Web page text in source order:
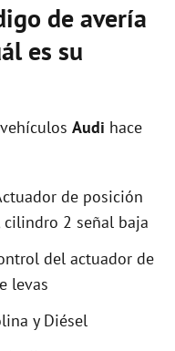
de avería
es su
Audi hace
de posición
2 señal baja
del actuador de
levas
y Diésel